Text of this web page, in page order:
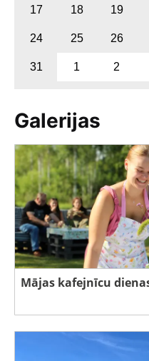
17 18 19
24 25 26
31 1 2
Galerijas
Mājas kafejnīcu